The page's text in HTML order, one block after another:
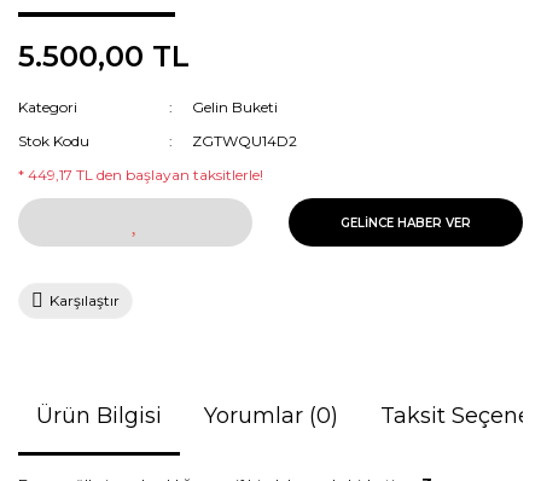
5.500,00 TL
Kategori
Gelin Buketi
Stok Kodu
ZGTWQU14D2
* 449,17 TL den başlayan taksitlerle!
GELİNCE HABER VER
Karşılaştır
Ürün Bilgisi Yorumlar (0) Taksit